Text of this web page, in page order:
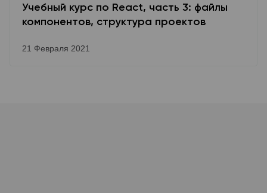
Учебный курс по React, часть 3: файлы
компонентов, структура проектов
21 Февраля 2021